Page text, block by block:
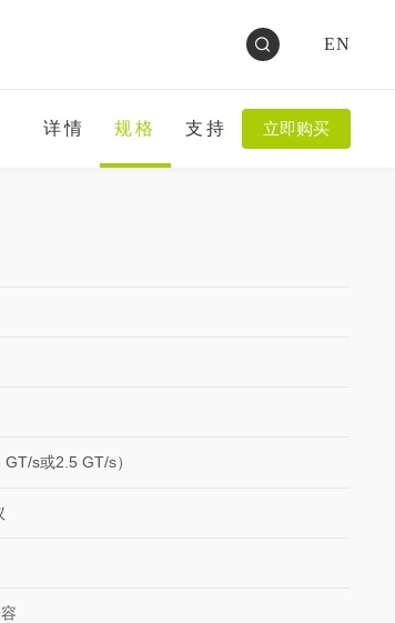
EN
详情 规格 支持 立即购买
s或2.5 GT/s）